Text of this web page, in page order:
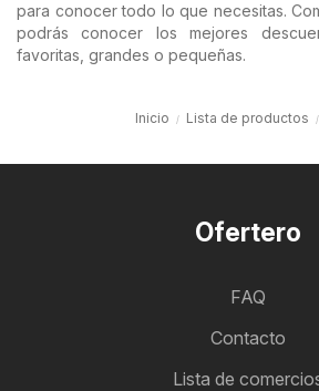
para conocer todo lo que necesitas.
podrás conocer los mejores
favoritas, grandes o pequeñas.
Inicio Lista de productos
Ofertero
FAQ
Contacto
Lista de